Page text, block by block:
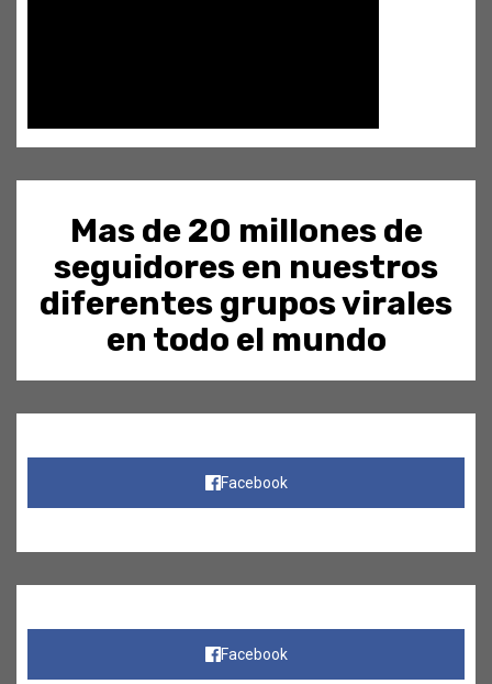
Mas de 20 millones de
seguidores en nuestros
diferentes grupos virales
en todo el mundo
Facebook
Facebook